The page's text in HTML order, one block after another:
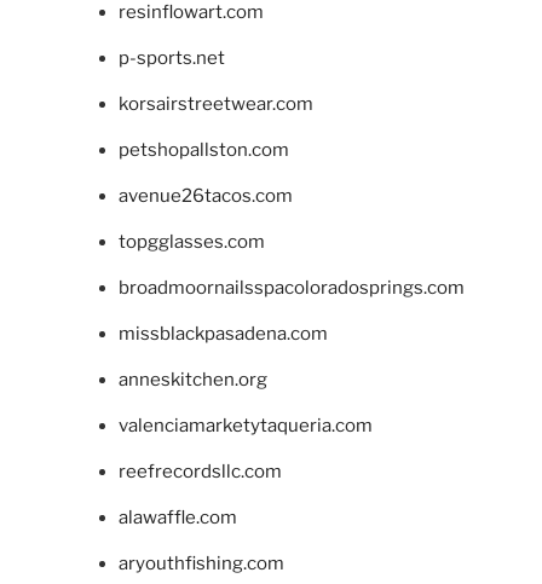
resinflowart.com
p-sports.net
korsairstreetwear.com
petshopallston.com
avenue26tacos.com
topgglasses.com
broadmoornailsspacoloradosprings.com
missblackpasadena.com
anneskitchen.org
valenciamarketytaqueria.com
reefrecordsllc.com
alawaffle.com
aryouthfishing.com